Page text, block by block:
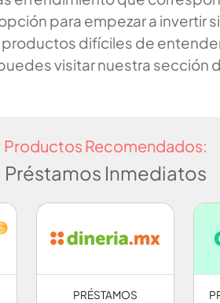
para empezar a invertir
difíciles de
visitar nuestra sección
Productos Recomendados:
Préstamos Inmediatos
PRÉSTAMOS